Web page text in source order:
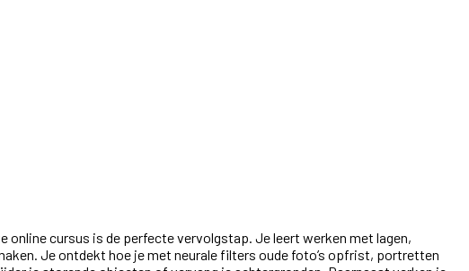
cursus is de perfecte vervolgstap. Je leert werken met lagen,
Je ontdekt hoe je met neurale filters oude foto’s opfrist, portretten